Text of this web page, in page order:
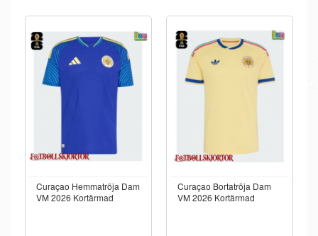
Curaçao Hemmatröja Dam
VM 2026 Kortärmad
Curaçao Bortatröja Dam
VM 2026 Kortärmad